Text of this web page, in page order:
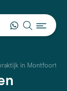
in Montfoort